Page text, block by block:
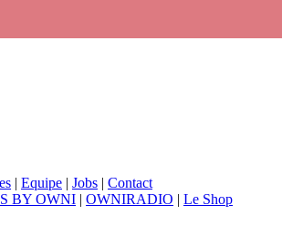
| Equipe | Jobs | Contact
BY OWNI | OWNIRADIO | Le Shop